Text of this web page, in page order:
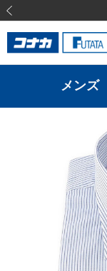
前の画像
メンズ